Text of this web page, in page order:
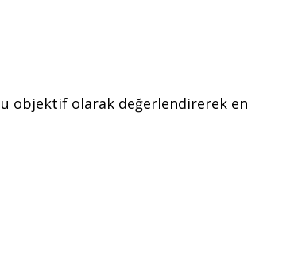
objektif olarak değerlendirerek en